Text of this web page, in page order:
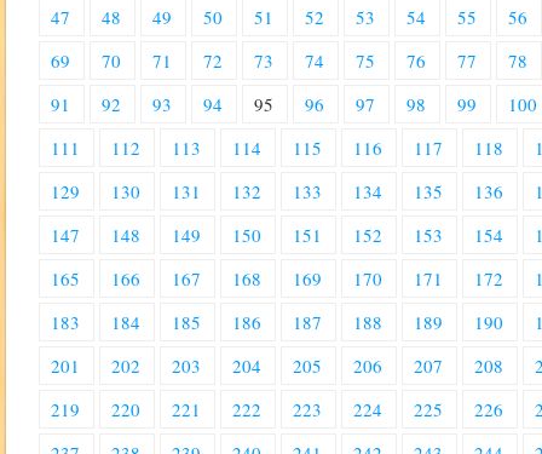
47
48 49 50 51 52 53 54 55
56
69
70 71 72 73 74 75 76 77
78
91
92 93 94 95 96 97 98 99
100
111
112 113 114 115 116 117 118
129
130 131 132 133 134 135 136
147
148 149 150 151 152 153 154
165
166 167 168 169 170 171 172
183
184 185 186 187 188 189 190
201
202 203 204 205 206 207 208
219
220 221 222 223 224 225 226